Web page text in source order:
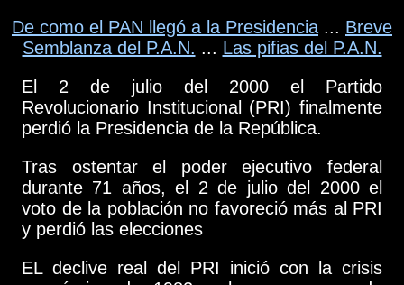
De como el PAN llegó a la Presidencia... Breve
Semblanza del P.A.N. ... Las pifias del P.A.N.
El 2 de julio del 2000 el Partido
Revolucionario Institucional (PRI) finalmente
perdió la Presidencia de la República.
Tras ostentar el poder ejecutivo federal
durante 71 años, el 2 de julio del 2000 el
voto de la población no favoreció más al PRI
y perdió las elecciones
EL declive real del PRI inició con la crisis